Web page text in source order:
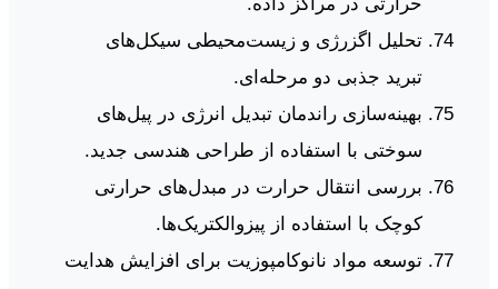
تحلیل اگزرژی و زیست‌محیطی سیکل‌های
تبرید جذبی دو مرحله‌ای.
بهینه‌سازی راندمان تبدیل انرژی در پیل‌های
سوختی با استفاده از طراحی هندسی جدید.
بررسی انتقال حرارت در مبدل‌های حرارتی
کوچک با استفاده از پیزوالکتریک‌ها.
توسعه مواد نانوکامپوزیت برای افزایش هدایت